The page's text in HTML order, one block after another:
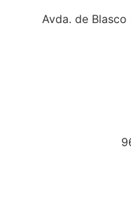
Avda. de